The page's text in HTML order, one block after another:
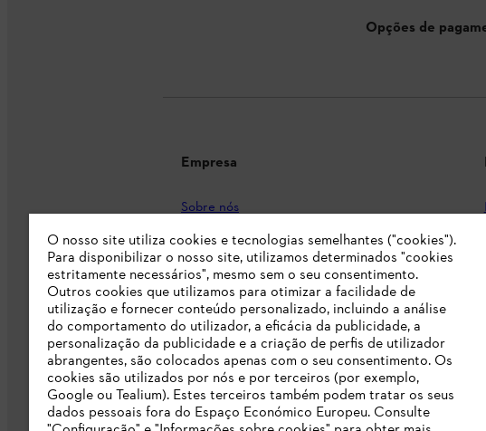
Opções de
Empresa
Sobre nós
Imprensa
Carreira
Responsabilidade
Linha Integridade STIHL
Informação para fornecedores
Livro de Reclamações
O nosso site utiliza cookies e tecnologias semelhantes ("cookies").
Para disponibilizar o nosso site, utilizamos determinados "cookies
estritamente necessários", mesmo sem o seu consentimento.
Outros cookies que utilizamos para otimizar a facilidade de
utilização e fornecer conteúdo personalizado, incluindo a análise
do comportamento do utilizador, a eficácia da publicidade, a
personalização da publicidade e a criação de perfis de utilizador
abrangentes, são colocados apenas com o seu consentimento. Os
cookies são utilizados por nós e por terceiros (por exemplo,
Google ou Tealium). Estes terceiros também podem tratar os seus
dados pessoais fora do Espaço Económico Europeu. Consulte